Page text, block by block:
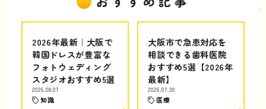
2026年最新｜大阪で
韓国ドレスが豊富な
フォトウェディング
スタジオおすすめ5選
2026.08.07
知識
大阪市で急患対応を
相談できる歯科医院
おすすめ5選【2026年
最新】
2026.07.30
医療